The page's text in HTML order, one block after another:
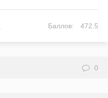
Баллов: 472.5
0